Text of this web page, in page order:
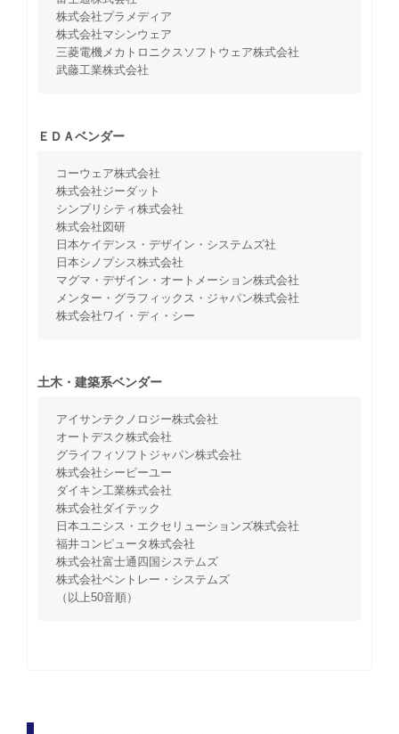
株式会社プラメディア
株式会社マシンウェア
三菱電機メカトロニクスソフトウェア株式会社
武藤工業株式会社
ＥＤＡベンダー
コーウェア株式会社
株式会社ジーダット
シンプリシティ株式会社
株式会社図研
日本ケイデンス・デザイン・システムズ社
日本シノプシス株式会社
マグマ・デザイン・オートメーション株式会社
メンター・グラフィックス・ジャパン株式会社
株式会社ワイ・ディ・シー
土木・建築系ベンダー
アイサンテクノロジー株式会社
オートデスク株式会社
グライフィソフトジャパン株式会社
株式会社シーピーユー
ダイキン工業株式会社
株式会社ダイテック
日本ユニシス・エクセリューションズ株式会社
福井コンピュータ株式会社
株式会社富士通四国システムズ
株式会社ベントレー・システムズ
（以上50音順）